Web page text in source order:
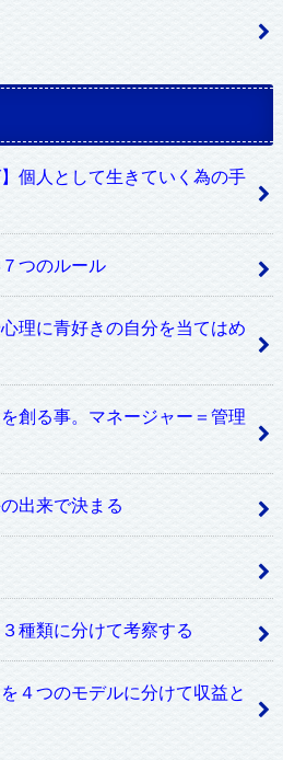
個人として生きていく為の手
つのルール
理に青好きの自分を当てはめ
創る事。マネージャー＝管理
出来で決まる
種類に分けて考察する
４つのモデルに分けて収益と